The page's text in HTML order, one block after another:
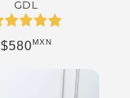
GDL
Precio habitual
$580MXN